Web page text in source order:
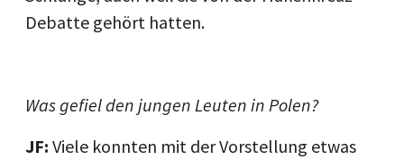
Debatte gehört hatten.
Was gefiel den jungen Leuten in Polen?
JF: Viele konnten mit der Vorstellung etwas